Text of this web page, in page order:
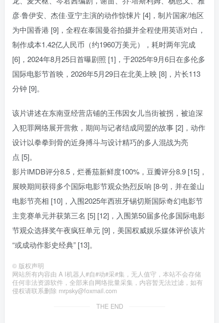
彦·鲁伊安、杰佳·亚宁主演的动作惊悚片 [4]，制片国家/地区
为中国香港 [9]，全程在泰国曼谷拍摄并全程使用英语对白，
制作成本1.42亿人民币（约1960万美元），耗时两年完成
[6]，2024年8月25日首曝剧照 [1]，于2025年9月6日在多伦多
国际电影节首映，2026年5月29日在北美上映 [8]，片长113
分钟 [9]。
该片讲述在东南亚经营店铺的王伟因女儿当街被拐，被迫深
入犯罪网络展开营救，期间与记者结成同盟的故事 [2]，动作
设计以拳拳到骨的近身搏斗与设计精巧的多人混战为亮
点 [5]。
影片IMDB评分8.5，烂番茄新鲜度100%，豆瓣评分8.9 [15]，
展映期间获得多个国际电影节观众热烈反响 [8-9]，并在釜山
电影节亮相 [10]，入围2025年西班牙锡切斯国际奇幻电影节
主竞赛单元并获第三名 [5] [12]，入围第50届多伦多国际电影
节观众选择奖午夜疯狂单元 [9]，美国权威娱乐媒体评价该片
“或成动作影史经典” [13]。
© 版权声明
网站所有内容由 A I机器人#自#动#采#集，无人值守，本站不会存储
任何非法资源软件，全部来自网络批量采集，内容暂无法过滤，如有
侵权请联系删除 mrpsky@foxmail.com
THE END